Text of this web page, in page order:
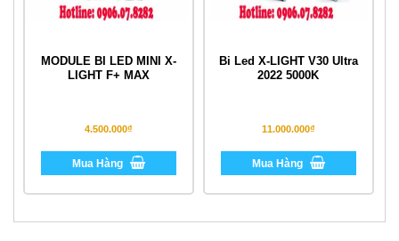
MODULE BI LED MINI X-
LIGHT F+ MAX
4.500.000₫
Mua Hàng
Bi Led X-LIGHT V30 Ultra
2022 5000K
11.000.000₫
Mua Hàng